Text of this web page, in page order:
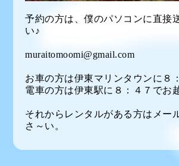
予約の方は、僕のパソコンに直接
い♪
muraitomoomi@gmail.com
お車の方は伊東マリンタウンに８
電車の方は伊東駅に８：４７でお
それからレンタルがある方はメー
さ～い。